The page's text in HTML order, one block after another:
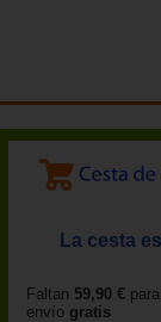
La cesta
Faltan 59,90 €
envío gratis